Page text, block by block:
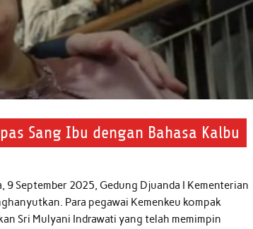
Sang Ibu dengan Bahasa Kalbu
September 2025, Gedung Djuanda I Kementerian
Para pegawai Kemenkeu kompak
Sri Mulyani Indrawati yang telah memimpin